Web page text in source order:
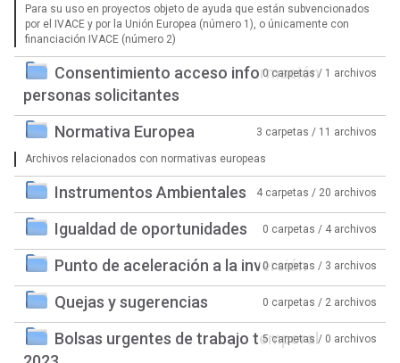
Para su uso en proyectos objeto de ayuda que están subvencionados
por el IVACE y por la Unión Europea (número 1), o únicamente con
financiación IVACE (número 2)
Consentimiento acceso información
personas solicitantes
0 carpetas / 1 archivos
Normativa Europea 3 carpetas / 11 archivos
Archivos relacionados con normativas europeas
Instrumentos Ambientales 4 carpetas / 20 archivos
Igualdad de oportunidades 0 carpetas / 4 archivos
Punto de aceleración a la inversión0 carpetas / 3 archivos
Quejas y sugerencias 0 carpetas / 2 archivos
Bolsas urgentes de trabajo temporal5 carpetas / 0 archivos